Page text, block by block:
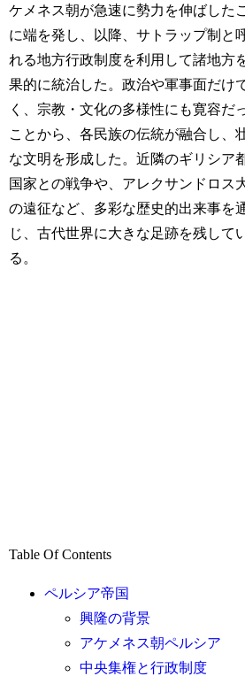
ケメネス朝が急速に勢力を伸ばした
に端を発し、以降、サトラップ制と
れる地方行政制度を利用して諸地方
果的に統治した。政治や軍事面だけ
く、宗教・文化の多様性にも寛容だ
ことから、各民族の伝統が融合し、
な文明を形成した。近隣のギリシア
国家との戦争や、アレクサンドロス
の遠征など、多彩な歴史的出来事を
じ、古代世界に大きな足跡を残して
る。
Table Of Contents
ペルシア帝国
興隆の背景
アケメネス朝ペルシア
中央集権と行政制度